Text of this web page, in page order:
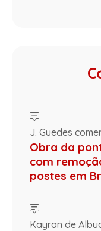
J. Guedes
Obra da
com
postes em
Kayran de